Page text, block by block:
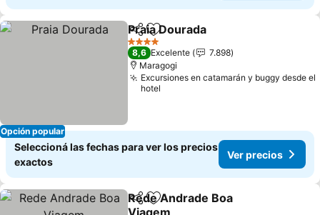
Opción popular
CompartirAñadir a favoritos
Praia Dourada
4 Estrellas
8,6 Excelente
7.898
Maragogi
Excursiones en catamarán y buggy desde el
hotel
Seleccioná las fechas para ver los precios
exactos
Ver precios
CompartirAñadir a favoritos
Rede Andrade Boa
Viagem